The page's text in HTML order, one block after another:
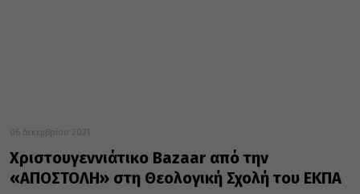
06 Δεκεμβρίου 2021
Χριστουγεννιάτικο Bazaar από την
«ΑΠΟΣΤΟΛΗ» στη Θεολογική Σχολή του ΕΚΠΑ